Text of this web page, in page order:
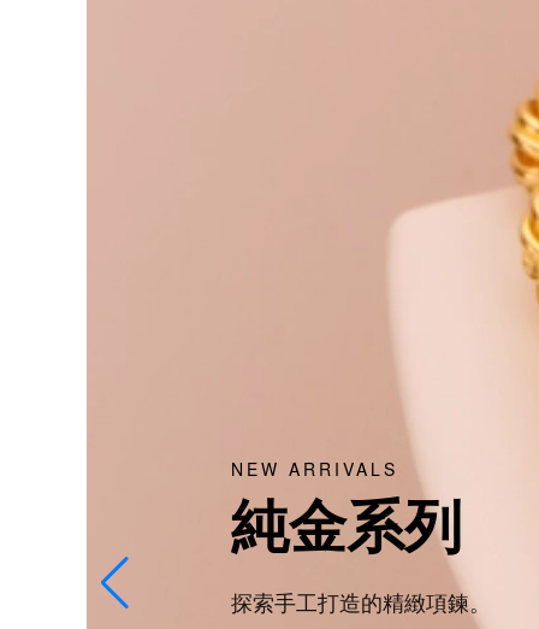
熱銷款式
禮贈首選
挑選只屬於你的禮物。